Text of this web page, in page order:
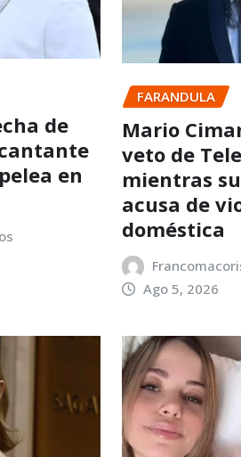
de
en
FARANDULA
Mario
veto de
mientras
acusa de
doméstica
Ago 5, 2026